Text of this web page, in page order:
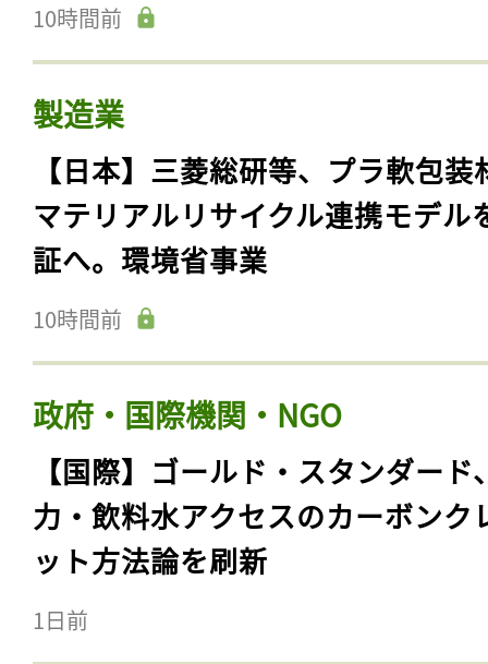
10時間前
製造業
【日本】三菱総研等、プラ軟包装
マテリアルリサイクル連携モデル
証へ。環境省事業
10時間前
政府・国際機関・NGO
【国際】ゴールド・スタンダード
力・飲料水アクセスのカーボンク
ット方法論を刷新
1日前